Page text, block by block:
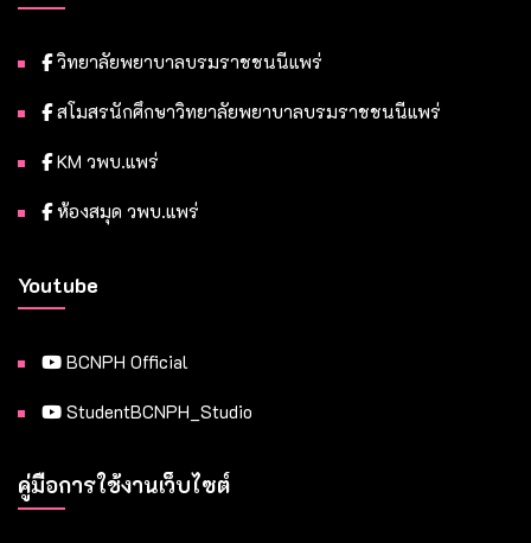
วิทยาลัยพยาบาลบรมราชชนนีแพร่
สโมสรนักศึกษาวิทยาลัยพยาบาลบรมราชชนนีแพร่
KM วพบ.แพร่
ห้องสมุด วพบ.แพร่
Youtube
BCNPH Official
StudentBCNPH_Studio
คู่มือการใช้งานเว็บไซต์